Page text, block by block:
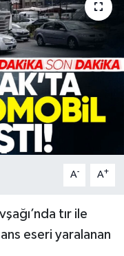
A- A+
tır ile
eseri yaralanan